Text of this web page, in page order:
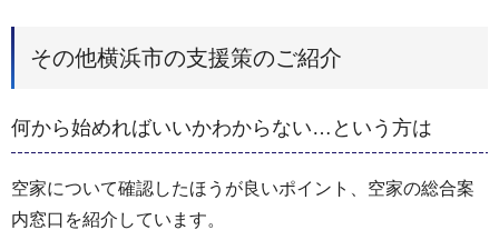
その他横浜市の支援策のご紹介
何から始めればいいかわからない…という方は
空家について確認したほうが良いポイント、空家の総合案
内窓口を紹介しています。